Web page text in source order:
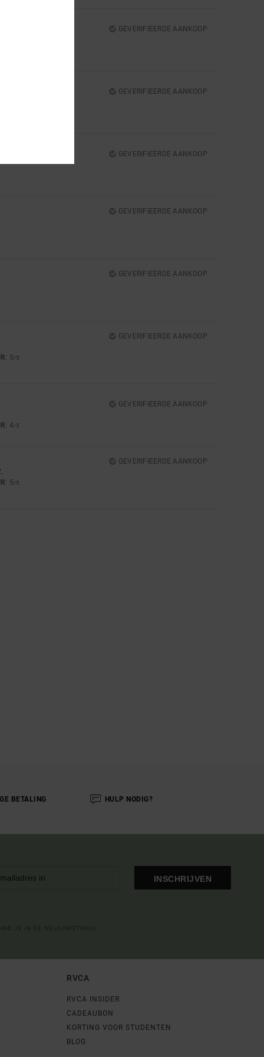
GEVERIFIEERDE AANKOOP
GEVERIFIEERDE AANKOOP
GEVERIFIEERDE AANKOOP
GEVERIFIEERDE AANKOOP
GEVERIFIEERDE AANKOOP
GEVERIFIEERDE AANKOOP
: 5/5
GEVERIFIEERDE AANKOOP
: 4/5
GEVERIFIEERDE AANKOOP
: 5/5
BETALING HULP NODIG?
INSCHRIJVEN
RVCA
RVCA INSIDER
CADEAUBON
KORTING VOOR STUDENTEN
BLOG